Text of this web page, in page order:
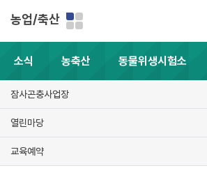
농업/축산
소식 농축산 동물위생시험소
잠사곤충사업장
열린마당
교육예약